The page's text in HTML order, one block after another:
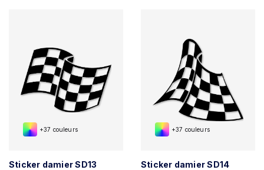
+37 couleurs
Sticker damier SD13
+37 couleurs
Sticker damier SD14